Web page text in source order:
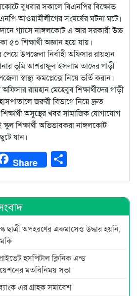
বুধবার সকালে বিএনপির বিক্ষোভ
আওয়ামীলীগের সংঘর্ষের ঘটনা ঘটে।
গ্যাসে নাঙ্গলকোট এ আর সরকারী উচ্চ
৫০ শিক্ষার্থী অজ্ঞান হয়ে যায়।
উপজেলা নির্বাহী অফিসার রায়হান
ভূমি আশরাফুল ইসলাম তাদের গাড়ী
স্বাস্থ্য কমপ্লেক্সে নিয়ে ভর্তি করান।
রায়হান মেহেবুব শিক্ষার্থীদের গাড়ী
জরুরী বিভাগে নিয়ে দ্রুত
অসুস্থের খবর সামাজিক যোগাযোগ
শিক্ষার্থী অভিভাবকরা নাঙ্গলকোট
যান।
Share
ছাত্রী অপহরণের একমাসেও উদ্ধার হয়নি,
হসপিটাল ক্লিনিক এন্ড
মতবিনিময় সভা
এর গ্রাহক সমাবেশ